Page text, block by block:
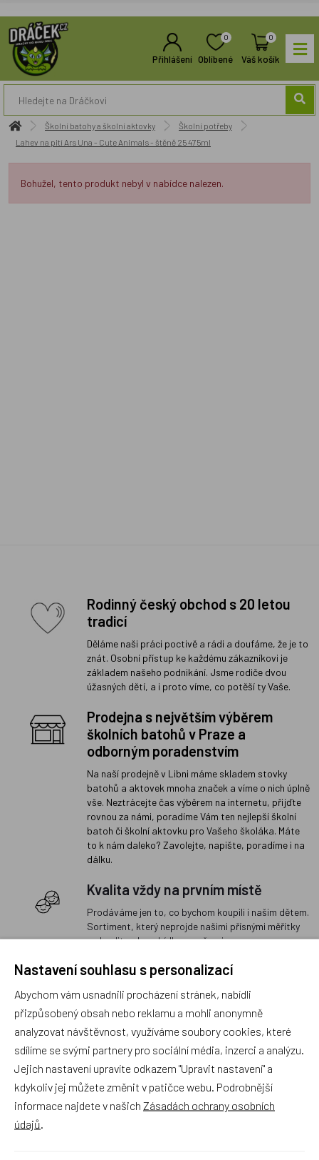
Přihlášení
0
Oblíbené
0
Váš košík
Školní batohy a školní aktovky
Školní potřeby
Lahev na pití Ars Una - Cute Animals - štěně 25 475ml
Bohužel, tento produkt nebyl v nabídce nalezen.
Rodinný český obchod s 20 letou
tradicí
Děláme naši práci poctivě a rádi a doufáme, že je to
znát. Osobní přístup ke každému zákazníkovi je
základem našeho podnikání. Jsme rodiče dvou
úžasných dětí, a i proto víme, co potěší ty Vaše.
Prodejna s největším výběrem
školních batohů v Praze a
odborným poradenstvím
Na naší prodejně v Libni máme skladem stovky
batohů a aktovek mnoha značek a víme o nich úplně
vše. Neztrácejte čas výběrem na internetu, přijďte
rovnou za námi, poradíme Vám ten nejlepší školní
batoh či školní aktovku pro Vašeho školáka. Máte
to k nám daleko? Zavolejte, napište, poradíme i na
dálku.
Kvalita vždy na prvním místě
Prodáváme jen to, co bychom koupili i našim dětem.
Sortiment, který neprojde našimi přísnými měřítky
na kvalitu, do nabídky nezařazujeme.
Rychlé vyřízení reklamace i na dálku
Pokud to povaha vady umožňuje (zjevná
neopravitelnost výrobku), reklamaci vyřídíme i na
základě pouhého zaslání fotografií na náš email a
vyměníme zboží kus za kus. Vždy se snažíme šetřit
Váš čas a peníze. Můžeme si to dovolit, protože
naše kvalitní zboží zákazníci téměř nereklamují.
Milujeme české výrobky
Nastavení souhlasu s personalizací
Abychom vám usnadnili procházení stránek, nabídli
přizpůsobený obsah nebo reklamu a mohli anonymně
analyzovat návštěvnost, využíváme soubory cookies, které
sdílíme se svými partnery pro sociální média, inzerci a analýzu.
Jejich nastavení upravíte odkazem "Upravit nastavení" a
kdykoliv jej můžete změnit v patičce webu. Podrobnější
informace najdete v našich Zásadách ochrany osobních
údajů